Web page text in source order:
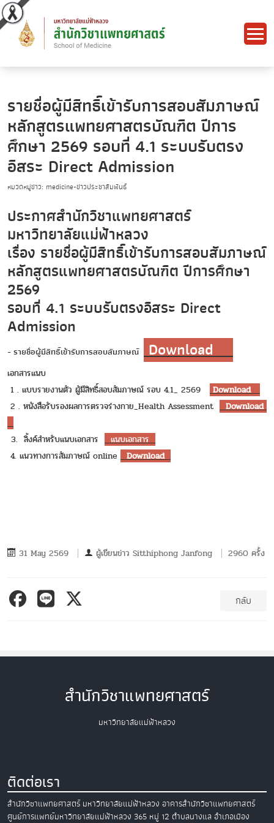
รายชื่อผู้มีสิทธิ์เข้ารับการสอบสัมภาษณ์
หลักสูตรแพทยศาสตรบัณฑิต ปีการ
ศึกษา 2569 รอบที่ 4.1 ระบบรับตรง
อิสระ Direct Admission
หมวดหมู่ข่าว: medicine-ข่าวประชาสัมพันธ์
ประกาศสำนักวิชาแพทยศาสตร์
มหาวิทยาลัยแม่ฟ้าหลวง
เรื่อง รายชื่อผู้มีสิทธิ์เข้ารับการสอบสัมภาษณ์
หลักสูตรแพทยศาสตรบัณฑิต ปีการศึกษา
2569
รอบที่ 4.1 ระบบรับตรงอิสระ Direct
Admission
- รายชื่อผู้มีสิทธิ์เข้ารับการสอบสัมภาษณ์ Download
เอกสารแนบ
1 . แบบรายงานตัว ผู้มีสิทธิ์สอบสัมภาษณ์ รอบ 4.1_ 2569 Download
2 . หนังสือรับรองผลการตรวจร่างกาย_Health Assessment Download
3. ลิ้งค์สำหรับแนบเอกสาร แนบเอกสาร
4. แนวทางการสัมภาษณ์ online Download
31 May 2569 ผู้เขียนข่าว Sitthiphong Janfong 2960 ครั้ง
กลับ
สำนักวิชาแพทยศาสตร์
มหาวิทยาลัยแม่ฟ้าหลวง
ติดต่อเรา
สำนักวิชาแพทยศาสตร์ มหาวิทยาลัยแม่ฟ้าหลวง อาคารสำนักวิชาแพทยศาสตร์
ศูนย์การแพทย์มหาวิทยาลัยแม่ฟ้าหลวง 365 หมู่ 12 ตำบลนางแล อำเภอเมือง